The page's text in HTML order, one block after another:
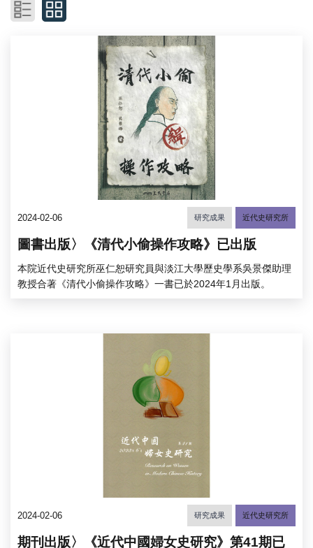
2024-02-06 研究成果 近代史研究所
圖書出版〉《清代小偷操作攻略》已出版
本院近代史研究所巫仁恕研究員與淡江大學歷史學系吳景傑助理
教授合著《清代小偷操作攻略》一書已於2024年1月出版。
2024-02-06 研究成果 近代史研究所
期刊出版〉《近代中國婦女史研究》第41期已